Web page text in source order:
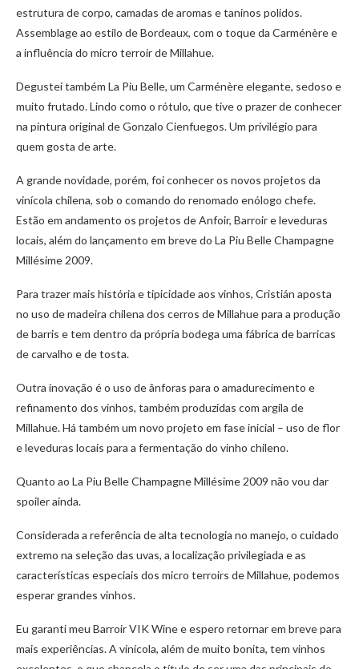
estrutura de corpo, camadas de aromas e taninos polidos.
Assemblage ao estilo de Bordeaux, com o toque da Carménère e
a influência do micro terroir de Millahue.
Degustei também La Piu Belle, um Carménère elegante, sedoso e
muito frutado. Lindo como o rótulo, que tive o prazer de conhecer
na pintura original de Gonzalo Cienfuegos. Um privilégio para
quem gosta de arte.
A grande novidade, porém, foi conhecer os novos projetos da
vinícola chilena, sob o comando do renomado enólogo chefe.
Estão em andamento os projetos de Anfoir, Barroir e leveduras
locais, além do lançamento em breve do La Piu Belle Champagne
Millésime 2009.
Para trazer mais história e tipicidade aos vinhos, Cristián aposta
no uso de madeira chilena dos cerros de Millahue para a produção
de barris e tem dentro da própria bodega uma fábrica de barricas
de carvalho e de tosta.
Outra inovação é o uso de ânforas para o amadurecimento e
refinamento dos vinhos, também produzidas com argila de
Millahue. Há também um novo projeto em fase inicial – uso de flor
e leveduras locais para a fermentação do vinho chileno.
Quanto ao La Piu Belle Champagne Millésime 2009 não vou dar
spoiler ainda.
Considerada a referência de alta tecnologia no manejo, o cuidado
extremo na seleção das uvas, a localização privilegiada e as
características especiais dos micro terroirs de Millahue, podemos
esperar grandes vinhos.
Eu garanti meu Barroir VIK Wine e espero retornar em breve para
mais experiências. A vinícola, além de muito bonita, tem vinhos